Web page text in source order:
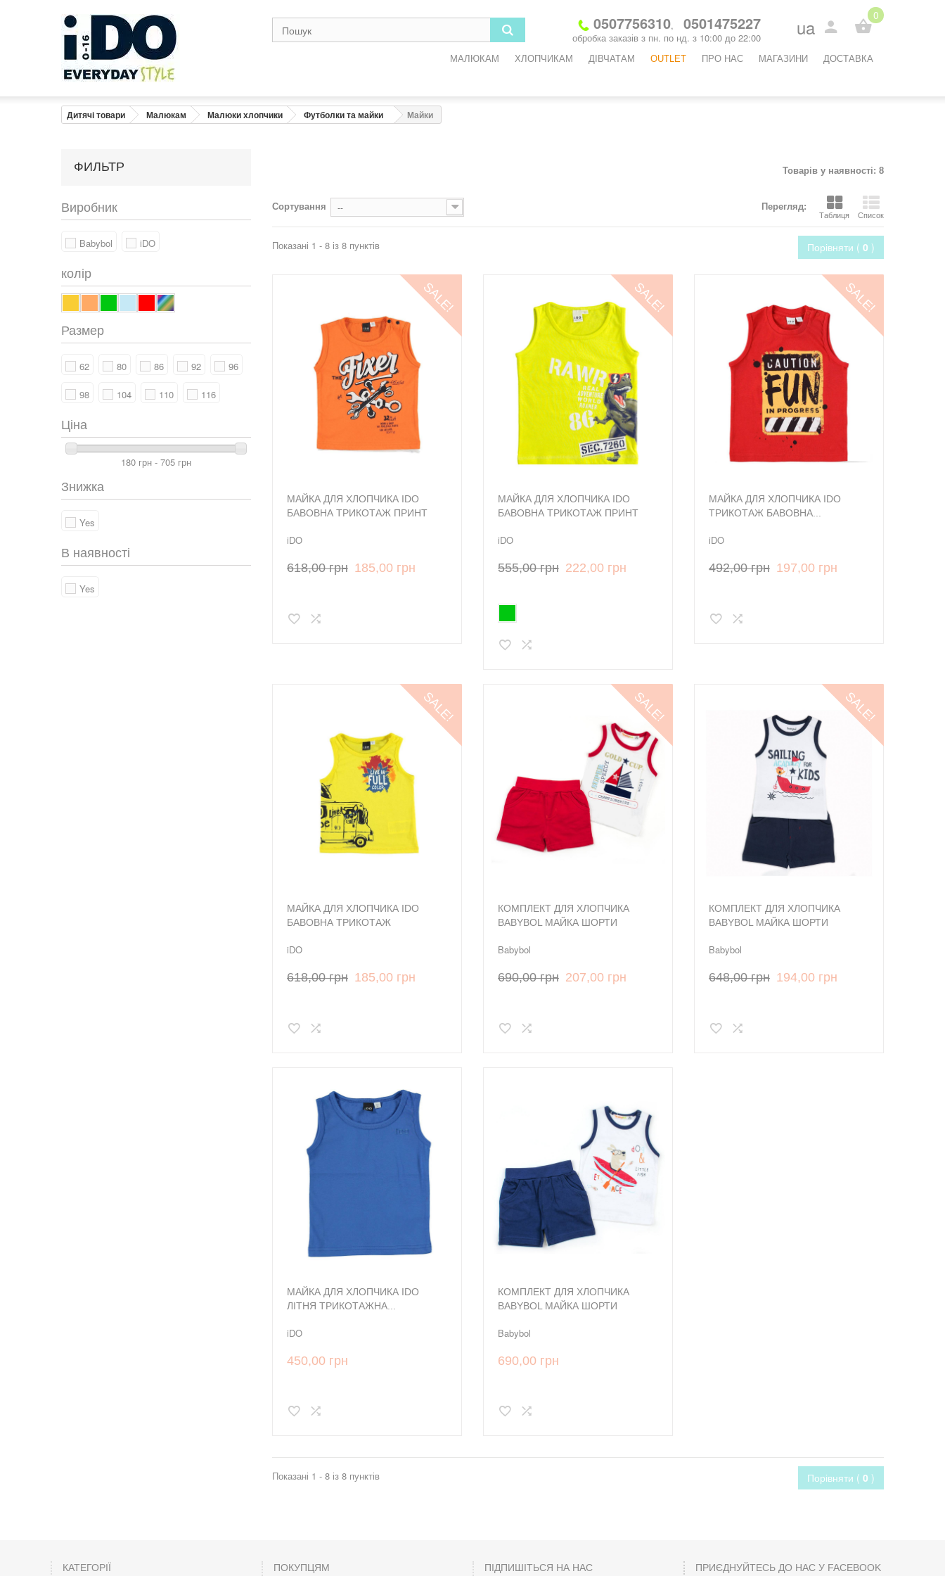
0507756310, 0501475227
обробка заказів з пн. по нд. з 10:00 до 22:00
0
ua
МАЛЮКАМ ХЛОПЧИКАМ ДІВЧАТАМ OUTLET ПРО НАС МАГАЗИНИ ДОСТАВКА
Дитячі товари Малюкам Малюки хлопчики Футболки та майки Майки
Товарів у наявності: 8
Перегляд:
Таблиця Список
Сортування --
Порівняти ( 0 )
Показані 1 - 8 із 8 пунктів
SALE!
МАЙКА ДЛЯ ХЛОПЧИКА IDO
БАВОВНА ТРИКОТАЖ ПРИНТ
iDO
618,00 грн 185,00 грн
SALE!
МАЙКА ДЛЯ ХЛОПЧИКА IDO
БАВОВНА ТРИКОТАЖ ПРИНТ
iDO
555,00 грн 222,00 грн
SALE!
МАЙКА ДЛЯ ХЛОПЧИКА IDO
ТРИКОТАЖ БАВОВНА...
iDO
492,00 грн 197,00 грн
SALE!
МАЙКА ДЛЯ ХЛОПЧИКА IDO
БАВОВНА ТРИКОТАЖ
iDO
618,00 грн 185,00 грн
SALE!
КОМПЛЕКТ ДЛЯ ХЛОПЧИКА
BABYBOL МАЙКА ШОРТИ
Babybol
690,00 грн 207,00 грн
SALE!
КОМПЛЕКТ ДЛЯ ХЛОПЧИКА
BABYBOL МАЙКА ШОРТИ
Babybol
648,00 грн 194,00 грн
МАЙКА ДЛЯ ХЛОПЧИКА IDO
ЛІТНЯ ТРИКОТАЖНА...
iDO
450,00 грн
КОМПЛЕКТ ДЛЯ ХЛОПЧИКА
BABYBOL МАЙКА ШОРТИ
Babybol
690,00 грн
Порівняти ( 0 )
Показані 1 - 8 із 8 пунктів
ФИЛЬТР
Виробник
Babybol iDO
колір
Размер
62 80 86 92 96
98 104 110 116
Ціна
180 грн - 705 грн
Знижка
Yes
В наявності
Yes
КАТЕГОРІЇ ПОКУПЦЯМ ПІДПИШІТЬСЯ НА НАС ПРИЄДНУЙТЕСЬ ДО НАС У FACEBOOK